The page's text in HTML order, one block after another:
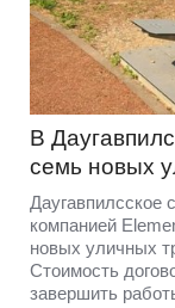
В
семь новых
Даугавпилсское
компанией
новых уличных
Стоимость
завершить